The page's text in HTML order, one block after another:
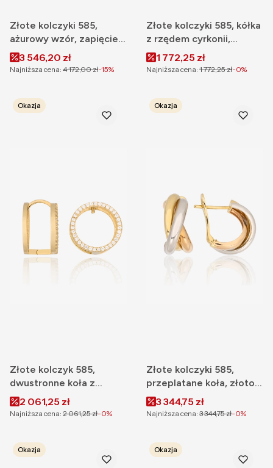
Złote kolczyki 585,
ażurowy wzór, zapięcie
angielskie
Cena promocyjna
3 546,20 zł
Najniższa cena: 4 172,00 zł-15%
Złote kolczyki 585, kółka
z rzędem cyrkonii,
modne na zatrzask
Cena promocyjna
1 772,25 zł
Najniższa cena: 1 772,25 zł-0%
Okazja
Złote kolczyk 585,
dwustronne koła z
cyrkoniami
Cena promocyjna
2 061,25 zł
Najniższa cena: 2 061,25 zł-0%
Okazja
Złote kolczyki 585,
przeplatane koła, złoto
żółte, białe i różowe
Cena promocyjna
3 344,75 zł
Najniższa cena: 3 344,75 zł-0%
Okazja Okazja